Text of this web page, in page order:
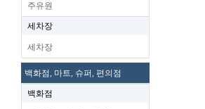
주유원
세차장
세차장
백화점, 마트, 슈퍼, 편의점
백화점